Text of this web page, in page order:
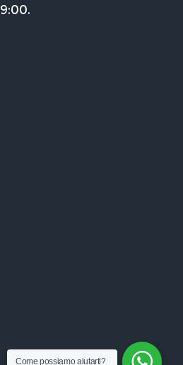
Come possiamo aiutarti?